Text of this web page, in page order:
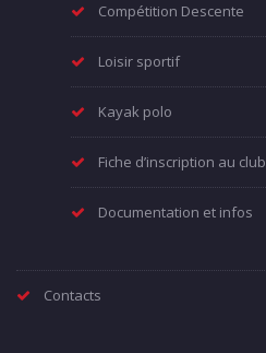
Compétition Descente
Loisir sportif
Kayak polo
Fiche d’inscription au club
Documentation et infos
Contacts